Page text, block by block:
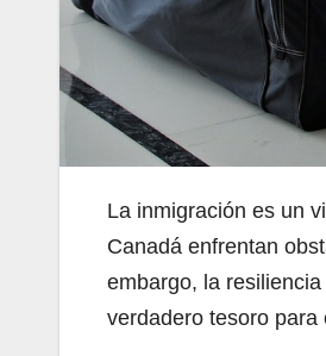
La inmigración es un
Canadá enfrentan
embargo, la
verdadero tesoro para